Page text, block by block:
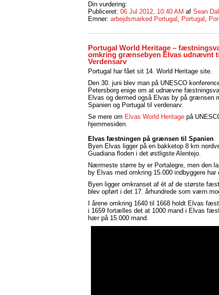
Din vurdering:
Publiceret: 06 Jul 2012, 10:40 AM af Sean
Emner: arbejdsmarked Portugal , Portugal ,
Portugal World Heritage –
omkring grænsebyen Elvas udnævnt
Verdensarv
Portugal har fået sit 14. World Heritage site.
Den 30. juni blev man på UNESCO
Petersborg enige om at udnævne
Elvas og dermed også Elvas by på grænsen
Spanien og Portugal til verdenarv.
Se mere om Elvas World Heritage på
hjemmesiden.
Elvas fæstningen på grænsen til Spanien
Byen Elvas ligger på en bakketop 8 km
Guadiana floden i det østligste Alentejo.
Nærmeste større by er Portalegre, men den
by Elvas med omkring 15.000 indbyggere
Byen ligger omkranset af ét af de største
blev opført i det 17. århundrede som værn
I årene omkring 1640 til 1668 holdt Elvas
i 1659 fortælles det at 1000 mand i Elvas
hær på 15.000 mand.